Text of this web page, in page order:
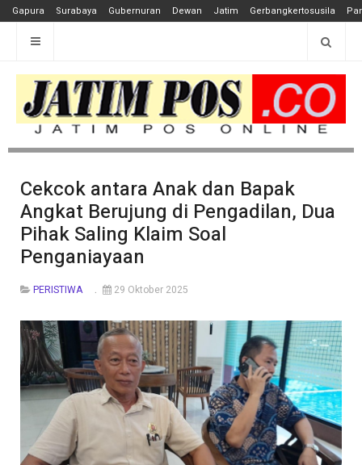
Gapura Surabaya Gubernuran Dewan Jatim Gerbangkertosusila
Cekcok antara Anak dan Bapak
Angkat Berujung di Pengadilan, Dua
Pihak Saling Klaim Soal
Penganiayaan
PERISTIWA 29 Oktober 2025